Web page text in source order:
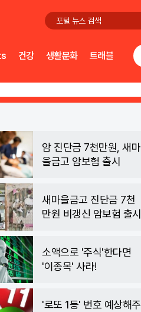
건강 생활문화 트래블
암 진단금 7천만원, 새마
을금고 암보험 출시
새마을금고 진단금 7천
만원 비갱신 암보험 출시
소액으로 '주식'한다면
'이종목' 사라!
'로또 1등' 번호 예상해주